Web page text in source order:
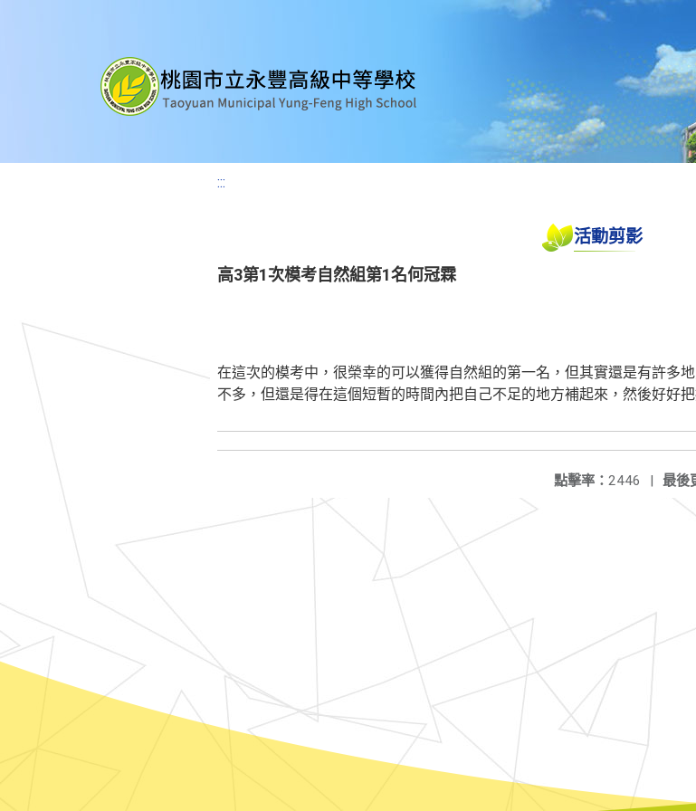
:::
活動剪影
高3第1次模考自然組第1名何冠霖
在這次的模考中，很榮幸的可以獲得自然組的第一名， 但其實還是有許多
不多， 但還是得在這個短暫的時間內把自己不足的地方補起來， 然後好好
最後
點擊率： 2446 |